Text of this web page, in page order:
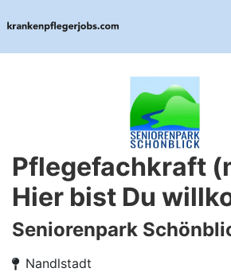
Pflegefachkraft
Hier bist Du
Seniorenpark
Nandlstadt